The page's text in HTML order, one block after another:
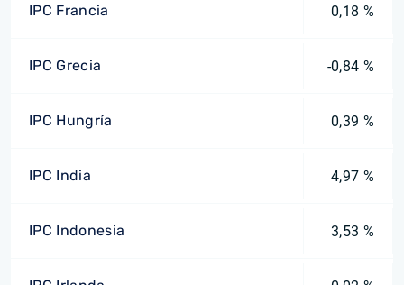
IPC Francia 0,18 %
IPC Grecia -0,84 %
IPC Hungría 0,39 %
IPC India 4,97 %
IPC Indonesia 3,53 %